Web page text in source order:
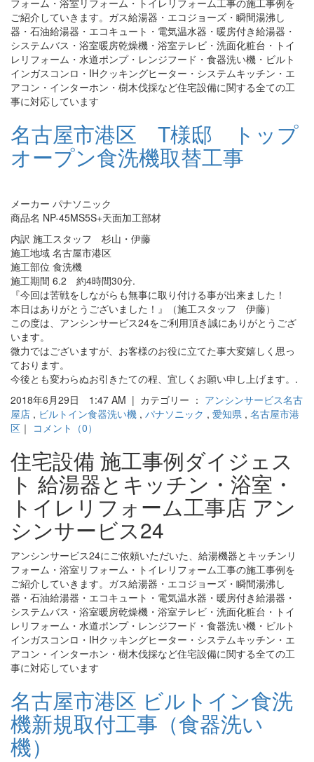
ご紹介していきます。ガス給湯器・エコジョーズ・瞬間湯沸し
器・石油給湯器・エコキュート・電気温水器・暖房付き給湯器・
システムバス・浴室暖房乾燥機・浴室テレビ・洗面化粧台・トイ
レリフォーム・水道ポンプ・レンジフード・食器洗い機・ビルト
インガスコンロ・IHクッキングヒーター・システムキッチン・エ
アコン・インターホン・樹木伐採など住宅設備に関する全ての工
事に対応しています
名古屋市港区 T様邸 トップ
オープン食洗機取替工事
メーカー パナソニック
商品名 NP-45MS5S+天面加工部材
内訳 施工スタッフ 杉山・伊藤
施工地域 名古屋市港区
施工部位 食洗機
施工期間 6.2 約4時間30分.
『今回は苦戦をしながらも無事に取り付ける事が出来ました！
本日はありがとうございました！』（施工スタッフ 伊藤）
この度は、アンシンサービス24をご利用頂き誠にありがとうござ
います。
微力ではございますが、お客様のお役に立てた事大変嬉しく思っ
ております。
今後とも変わらぬお引きたての程、宜しくお願い申し上げます。.
2018年6月29日 1:47 AM | カテゴリー ： アンシンサービス名古
屋店 , ビルトイン食器洗い機 , パナソニック , 愛知県 , 名古屋市港
区 ｜ コメント（0）
住宅設備 施工事例ダイジェス
ト 給湯器とキッチン・浴室・
トイレリフォーム工事店 アン
シンサービス24
アンシンサービス24にご依頼いただいた、給湯機器とキッチンリ
フォーム・浴室リフォーム・トイレリフォーム工事の施工事例を
ご紹介していきます。ガス給湯器・エコジョーズ・瞬間湯沸し
器・石油給湯器・エコキュート・電気温水器・暖房付き給湯器・
システムバス・浴室暖房乾燥機・浴室テレビ・洗面化粧台・トイ
レリフォーム・水道ポンプ・レンジフード・食器洗い機・ビルト
インガスコンロ・IHクッキングヒーター・システムキッチン・エ
アコン・インターホン・樹木伐採など住宅設備に関する全ての工
事に対応しています
名古屋市港区 ビルトイン食洗
機新規取付工事（食器洗い
機）